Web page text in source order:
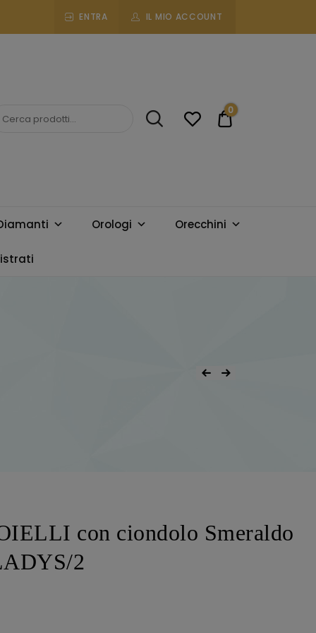
ENTRA IL MIO ACCOUNT
€0.00
0
Orologi Orecchini
con ciondolo Smeraldo
2